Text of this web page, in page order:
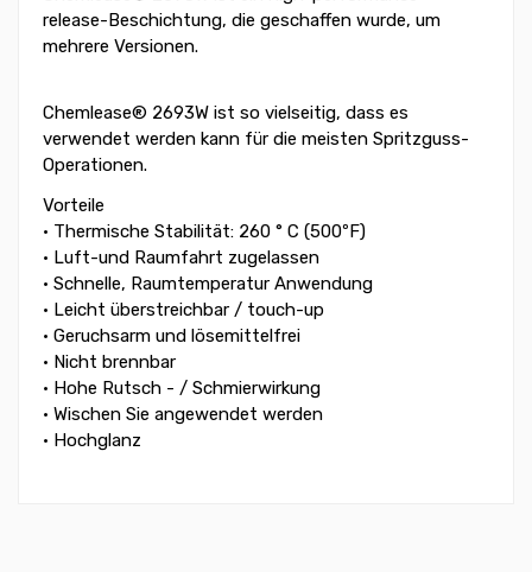
release-Beschichtung, die geschaffen wurde, um
mehrere Versionen.
Chemlease® 2693W ist so vielseitig, dass es
verwendet werden kann für die meisten Spritzguss-
Operationen.
Vorteile
• Thermische Stabilität: 260 ° C (500ºF)
• Luft-und Raumfahrt zugelassen
• Schnelle, Raumtemperatur Anwendung
• Leicht überstreichbar / touch-up
• Geruchsarm und lösemittelfrei
• Nicht brennbar
• Hohe Rutsch - / Schmierwirkung
• Wischen Sie angewendet werden
• Hochglanz